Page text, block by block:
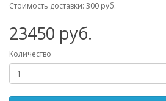
Стоимость доставки: 300 руб.
23450 руб.
Количество